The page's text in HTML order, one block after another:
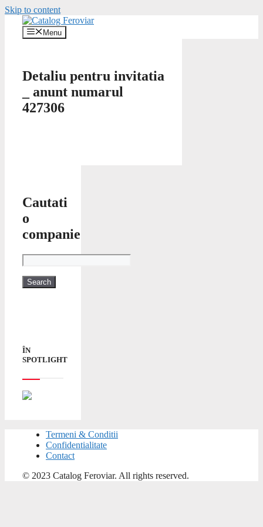
Skip to content
Menu
Detaliu pentru invitatia
_ anunt numarul
427306
Cautati
o
companie
ÎN
SPOTLIGHT
Termeni & Conditii
Confidentialitate
Contact
© 2023 Catalog Feroviar. All rights reserved.